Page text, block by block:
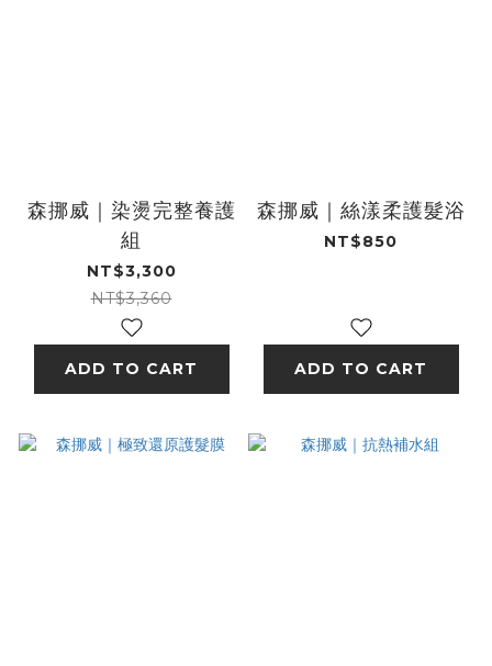
森挪威｜染燙完整養護
組
NT$3,300
NT$3,360
ADD TO CART
森挪威｜絲漾柔護髮浴
NT$850
ADD TO CART